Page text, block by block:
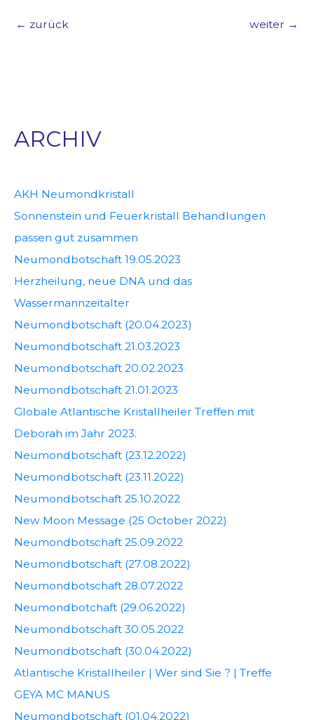
← zurück weiter →
ARCHIV
AKH Neumondkristall
Sonnenstein und Feuerkristall Behandlungen
passen gut zusammen
Neumondbotschaft 19.05.2023
Herzheilung, neue DNA und das
Wassermannzeitalter
Neumondbotschaft (20.04.2023)
Neumondbotschaft 21.03.2023
Neumondbotschaft 20.02.2023
Neumondbotschaft 21.01.2023
Globale Atlantische Kristallheiler Treffen mit
Deborah im Jahr 2023.
Neumondbotschaft (23.12.2022)
Neumondbotschaft (23.11.2022)
Neumondbotschaft 25.10.2022
New Moon Message (25 October 2022)
Neumondbotschaft 25.09.2022
Neumondbotschaft (27.08.2022)
Neumondbotschaft 28.07.2022
Neumondbotchaft (29.06.2022)
Neumondbotschaft 30.05.2022
Neumondbotschaft (30.04.2022)
Atlantische Kristallheiler | Wer sind Sie ? | Treffe
GEYA MC MANUS
Neumondbotschaft (01.04.2022)